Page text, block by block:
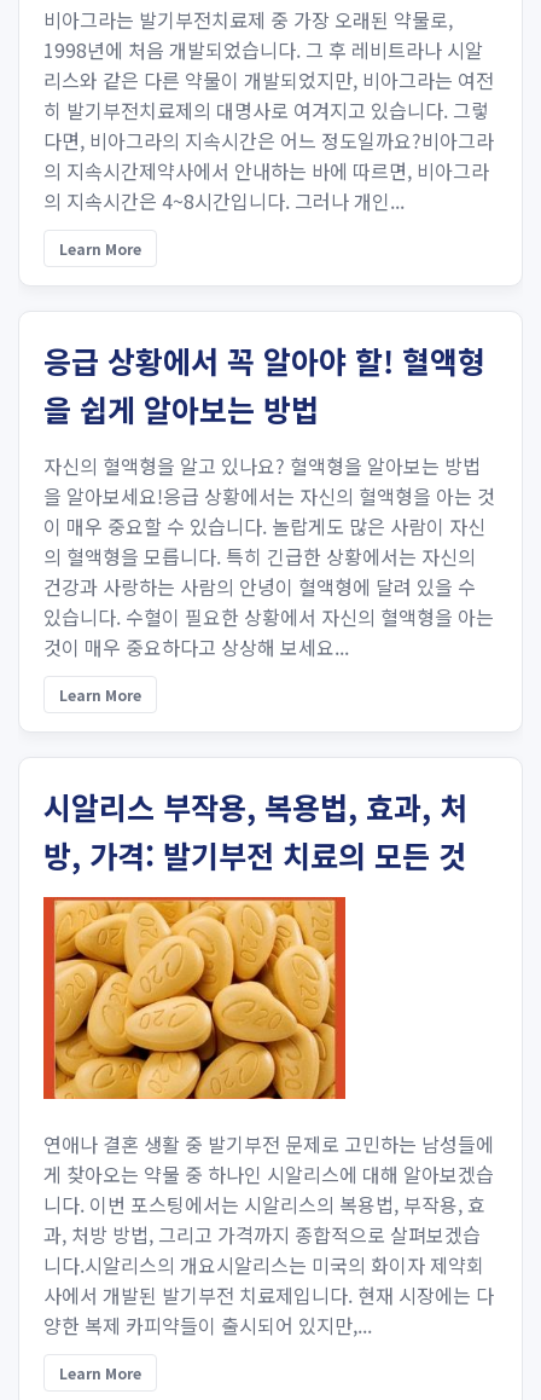
비아그라는 발기부전치료제 중 가장 오래된 약물로,
1998년에 처음 개발되었습니다. 그 후 레비트라나 시알
리스와 같은 다른 약물이 개발되었지만, 비아그라는 여전
히 발기부전치료제의 대명사로 여겨지고 있습니다. 그렇
다면, 비아그라의 지속시간은 어느 정도일까요?비아그라
의 지속시간제약사에서 안내하는 바에 따르면, 비아그라
의 지속시간은 4~8시간입니다. 그러나 개인...
Learn More
응급 상황에서 꼭 알아야 할! 혈액형
을 쉽게 알아보는 방법
자신의 혈액형을 알고 있나요? 혈액형을 알아보는 방법
을 알아보세요!응급 상황에서는 자신의 혈액형을 아는 것
이 매우 중요할 수 있습니다. 놀랍게도 많은 사람이 자신
의 혈액형을 모릅니다. 특히 긴급한 상황에서는 자신의
건강과 사랑하는 사람의 안녕이 혈액형에 달려 있을 수
있습니다. 수혈이 필요한 상황에서 자신의 혈액형을 아는
것이 매우 중요하다고 상상해 보세요...
Learn More
시알리스 부작용, 복용법, 효과, 처
방, 가격: 발기부전 치료의 모든 것
연애나 결혼 생활 중 발기부전 문제로 고민하는 남성들에
게 찾아오는 약물 중 하나인 시알리스에 대해 알아보겠습
니다. 이번 포스팅에서는 시알리스의 복용법, 부작용, 효
과, 처방 방법, 그리고 가격까지 종합적으로 살펴보겠습
니다.시알리스의 개요시알리스는 미국의 화이자 제약회
사에서 개발된 발기부전 치료제입니다. 현재 시장에는 다
양한 복제 카피약들이 출시되어 있지만,...
Learn More